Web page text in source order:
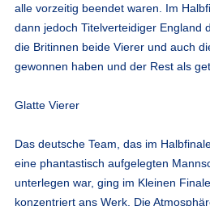
alle vorzeitig beendet waren. Im
dann jedoch Titelverteidiger England
die Britinnen beide Vierer und auch
gewonnen haben und der Rest als
Glatte Vierer
Das deutsche Team, das im
eine phantastisch aufgelegten
unterlegen war, ging im Kleinen
konzentriert ans Werk. Die